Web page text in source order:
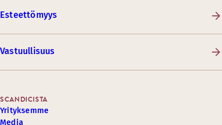
Esteettömyys
Vastuullisuus
SCANDICISTA
Yrityksemme
Media